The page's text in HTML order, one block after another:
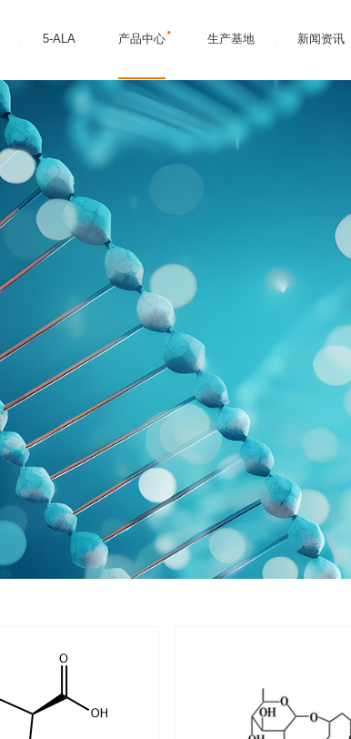
5-ALA 产品中心 生产基地 新闻资讯